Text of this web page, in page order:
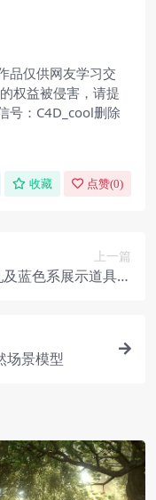
品仅供网友学习交
权益被侵害，请提
号：C4D_cool删除
收藏 点赞(0)
上一篇
蓝色系展示道具模
场景模型